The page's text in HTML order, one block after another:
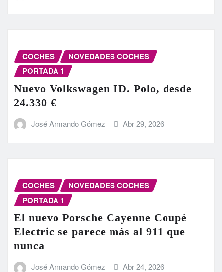
COCHES
NOVEDADES COCHES
PORTADA 1
Nuevo Volkswagen ID. Polo, desde
24.330 €
José Armando Gómez Abr 29, 2026
COCHES
NOVEDADES COCHES
PORTADA 1
El nuevo Porsche Cayenne Coupé
Electric se parece más al 911 que
nunca
José Armando Gómez Abr 24, 2026